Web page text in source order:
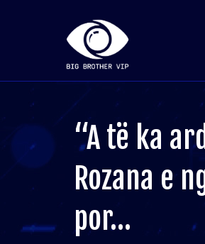
“A të ka
Rozana e
por…